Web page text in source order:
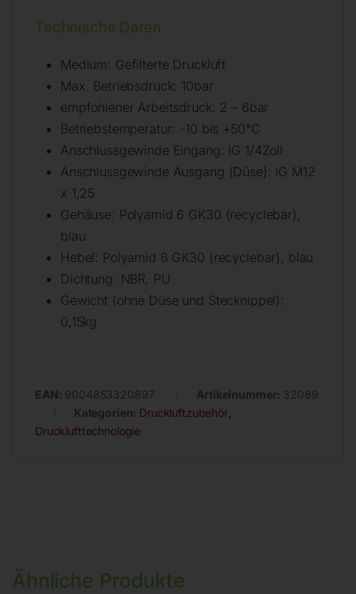
Technische Daten
Medium: Gefilterte Druckluft
Max. Betriebsdruck: 10bar
empfohlener Arbeitsdruck: 2 – 6bar
Betriebstemperatur: -10 bis +50°C
Anschlussgewinde Eingang: IG 1/4Zoll
Anschlussgewinde Ausgang (Düse): IG M12
x 1,25
Gehäuse: Polyamid 6 GK30 (recyclebar),
blau
Hebel: Polyamid 6 GK30 (recyclebar), blau
Dichtung: NBR, PU
Gewicht (ohne Düse und Stecknippel):
0,15kg
EAN: 9004853320897 Artikelnummer: 32089
Kategorien: Druckluftzubehör,
Drucklufttechnologie
Ähnliche Produkte